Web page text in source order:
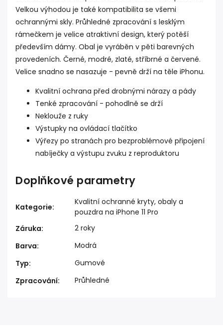
Velkou výhodou je také kompatibilita se všemi
ochrannými skly. Průhledné zpracování s lesklým
rámečkem je velice atraktivní design, který potěší
především dámy. Obal je vyráběn v pěti barevných
provedeních. Černé, modré, zlaté, stříbrné a červené.
Velice snadno se nasazuje - pevně drží na těle iPhonu.
Kvalitní ochrana před drobnými nárazy a pády
Tenké zpracování - pohodlně se drží
Neklouže z ruky
Výstupky na ovládací tlačítko
Výřezy po stranách pro bezproblémové připojení
nabíječky a výstupu zvuku z reproduktoru
Doplňkové parametry
Kategorie:
Kvalitní ochranné kryty, obaly a
pouzdra na iPhone 11 Pro
Záruka:
2 roky
Barva:
Modrá
Typ:
Gumové
Zpracování: Průhledné